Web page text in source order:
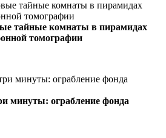
тайные комнаты в пирамидах
томографии
минуты: ограбление фонда